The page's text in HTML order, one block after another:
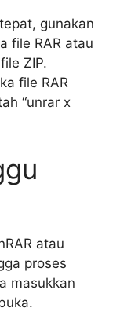
gunakan
file RAR atau
ZIP.
file RAR
“unrar x
atau
proses
masukkan